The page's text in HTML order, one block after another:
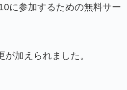
に参加するための無料サー
加えられました。